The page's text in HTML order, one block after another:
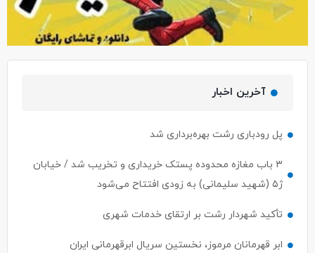
آخرین اخبار
پل رودباری رشت بهره‌برداری شد
۳ باب مغازه محدوده پستک خریداری و تخریب شد / خیابان
ژ۵ (شهید سلیمانی) به زودی افتتاح می‌شود
تأکید شهردار رشت بر ارتقای خدمات شهری
ابر قهرمانان مرموز، نخستین سریال ابرقهرمانی ایران